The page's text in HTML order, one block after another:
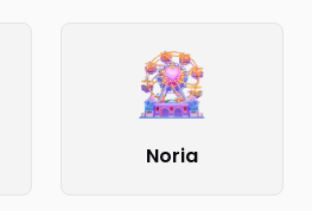
Noria